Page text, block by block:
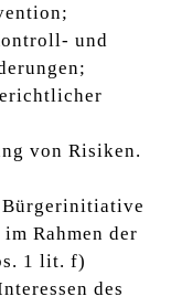
und
von Risiken.
Rahmen der
1 lit. f)
des